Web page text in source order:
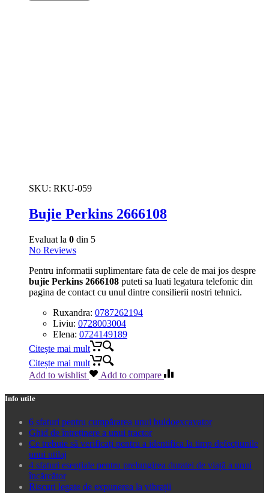
SKU: RKU-059
Bujie Perkins 2666108
Evaluat la 0 din 5
No Reviews
Pentru informatii suplimentare fata de cele de mai jos despre
bujie Perkins 2666108 puteti sa luati legatura telefonic din
pagina de contact cu unul dintre consilierii nostri tehnici.
Ruxandra: 0787262194
Liviu: 0728003004
Elena: 0724149189
Citește mai mult
Citește mai mult
Add to wishlist
Add to compare
Info utile
6 sfaturi pentru cumpărarea unui buldoexcavator
Ghid de întreținere a unui tractor
Ce trebuie să verificați pentru a identifica la timp defecțiunile
unui utilaj
4 sfaturi esențiale pentru prelungirea duratei de viață a unui
încărcător
Riscuri legate de expunerea la vibrații